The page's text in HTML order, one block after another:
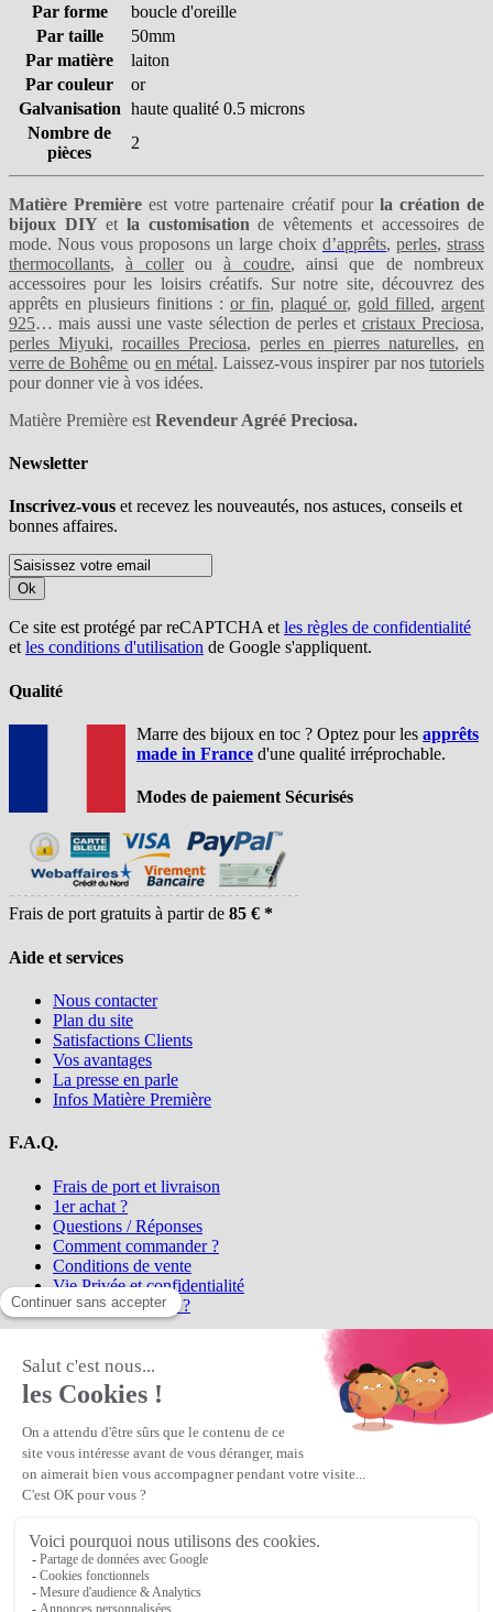
Par forme
boucle d'oreille
Par taille
50mm
Par matière
laiton
Par couleur
or
Galvanisation haute qualité 0.5 microns
Nombre de
pièces
2
Matière Première est votre partenaire créatif pourla création de
bijoux DIY etla customisation de vêtements et accessoires de
mode. Nous vous proposons un large choix d’apprêts, perles, strass
thermocollants,à collerouà coudre, ainsi que de nombreux
accessoires pour les loisirs créatifs. Sur notre site, découvrez des
apprêts en plusieurs finitions : or fin, plaqué or, gold filled, argent
925… mais aussi une vaste sélection de perles et cristaux Preciosa,
perles Miyuki, rocailles Preciosa, perles en pierres naturelles, en
verre de Bohême ou en métal. Laissez-vous inspirer par nostutoriels
pour donner vie à vos idées.
Matière Première est Revendeur Agréé Preciosa.
Newsletter
Inscrivez-vous et recevez les nouveautés, nos astuces, conseils et
bonnes affaires.
Ok
Ce site est protégé par reCAPTCHA etles règles de confidentialité
etles conditions d'utilisation de Google s'appliquent.
Qualité
Marre des bijoux en toc ? Optez pour les apprêts
made in France d'une qualité irréprochable.
Modes de paiement Sécurisés
Frais de port gratuits à partir de 85 € *
Aide et services
Nous contacter
Plan du site
Satisfactions Clients
Vos avantages
La presse en parle
Infos Matière Première
F.A.Q.
Frais de port et livraison
1er achat ?
Questions / Réponses
Comment commander ?
Conditions de vente
Vie Privée et confidentialité
Qui sommes-nous ?
la référence en perles et bijoux
perles en ligne, telles que les perles
et cristaux et strass en cristal Preciosa, les perles Miyuki perles et
apprêts en Argent 925, Gold Filled, perles de rocaille Preciosa
Matière Première est un
Première